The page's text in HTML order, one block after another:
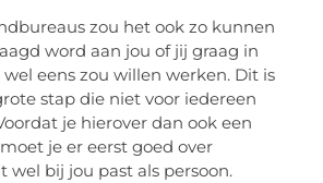
zou het ook zo kunnen
word aan jou of jij graag in
eens zou willen werken. Dit is
stap die niet voor iedereen
je hierover dan ook een
je er eerst goed over
wel bij jou past als persoon.